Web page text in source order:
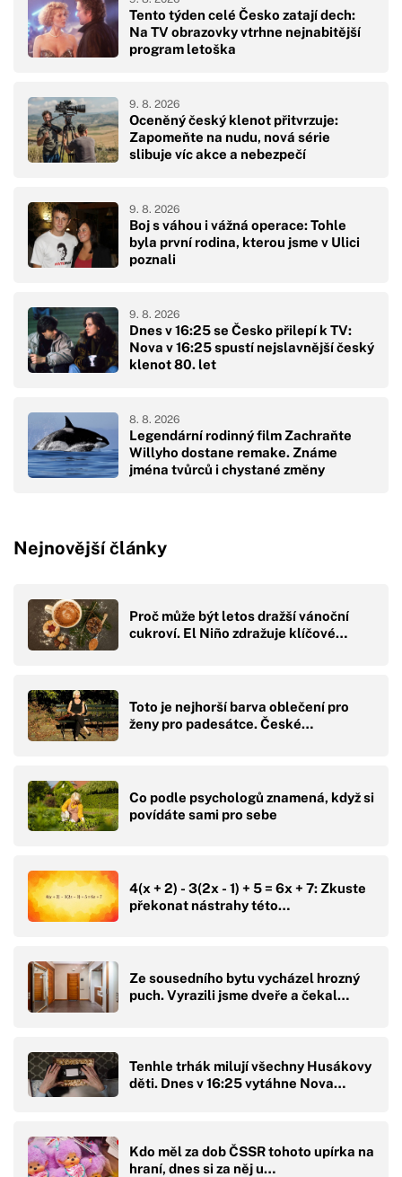
Tento týden celé Česko zatají dech:
Na TV obrazovky vtrhne nejnabitější
program letoška
Oceněný český klenot přitvrzuje:
Zapomeňte na nudu, nová série
slibuje víc akce a nebezpečí
9. 8. 2026
Boj s váhou i vážná operace: Tohle
byla první rodina, kterou jsme v Ulici
poznali
9. 8. 2026
Dnes v 16:25 se Česko přilepí k TV:
Nova v 16:25 spustí nejslavnější český
klenot 80. let
9. 8. 2026
Legendární rodinný film Zachraňte
Willyho dostane remake. Známe
jména tvůrců i chystané změny
8. 8. 2026
Nejnovější články
Proč může být letos dražší vánoční
cukroví. El Niño zdražuje klíčové…
Toto je nejhorší barva oblečení pro
ženy pro padesátce. České…
Co podle psychologů znamená, když si
povídáte sami pro sebe
4(x + 2) - 3(2x - 1) + 5 = 6x + 7: Zkuste
překonat nástrahy této…
Ze sousedního bytu vycházel hrozný
puch. Vyrazili jsme dveře a čekal…
Tenhle trhák milují všechny Husákovy
děti. Dnes v 16:25 vytáhne Nova…
Kdo měl za dob ČSSR tohoto upírka na
hraní, dnes si za něj u…